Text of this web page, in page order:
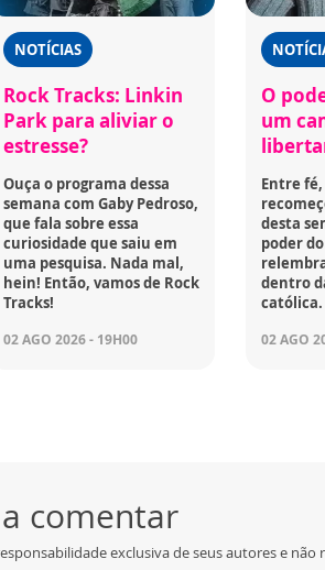
NOTÍCIAS
Rock Tracks: Linkin
Park para aliviar o
estresse?
Ouça o programa dessa
semana com Gaby Pedroso,
que fala sobre essa
curiosidade que saiu em
uma pesquisa. Nada mal,
hein! Então, vamos de Rock
Tracks!
02 AGO 2026 - 19H00
O
um
Entre
desta
poder
dentro
católica.
02 AGO
comentar
exclusiva de seus autores e não